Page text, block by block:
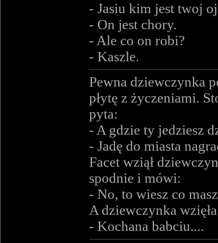
- Jasiu kim jest twoj
- On jest chory.
- Ale co on robi?
- Kaszle.
Pewna dziewczynka
płytę z życzeniami.
pyta:
- A gdzie ty jedziesz
- Jadę do miasta
Facet wziął
spodnie i mówi:
- No, to wiesz co
A dziewczynka
- Kochana babciu....